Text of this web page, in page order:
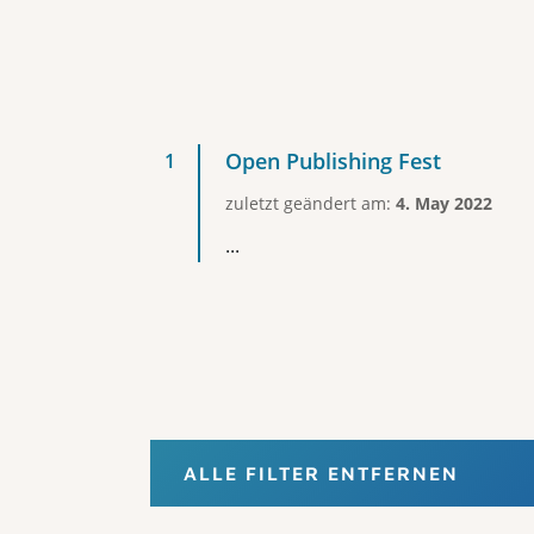
Open Publishing Fest
zuletzt geändert am: 4. May 2022
...
ALLE FILTER ENTFERNEN